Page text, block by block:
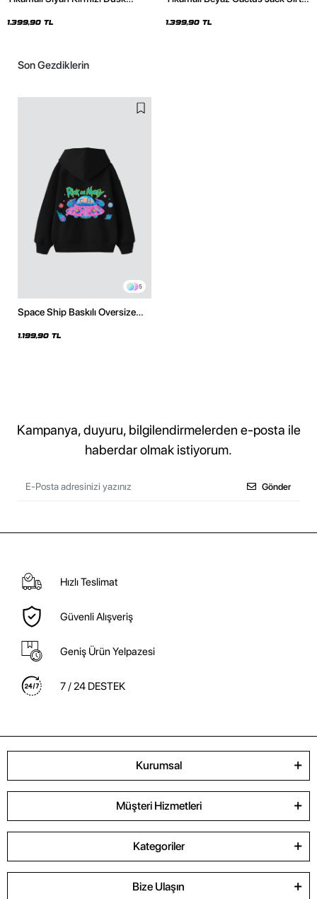
1.399,90 TL 1.399,90 TL
Son Gezdiklerin
5
Space Ship Baskılı Oversize
1.199,90 TL
Kampanya, duyuru, bilgilendirmelerden e-posta ile
haberdar olmak istiyorum.
Gönder
Hızlı Teslimat
Güvenli Alışveriş
Geniş Ürün Yelpazesi
7 / 24 DESTEK
Kurumsal
Müşteri Hizmetleri
Kategoriler
Bize Ulaşın